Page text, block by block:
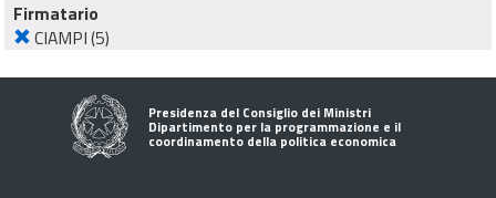
Firmatario
CIAMPI(5)
Presidenza del Consiglio dei Ministri
Dipartimento per la programmazione e il
coordinamento della politica economica